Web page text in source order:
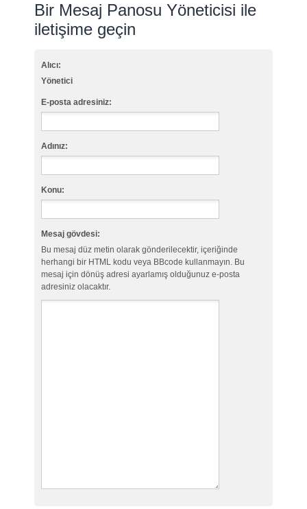
Bir Mesaj Panosu Yöneticisi ile
iletişime geçin
Alıcı:
Yönetici
E-posta adresiniz:
Adınız:
Konu:
Mesaj gövdesi:
Bu mesaj düz metin olarak gönderilecektir, içeriğinde
herhangi bir HTML kodu veya BBcode kullanmayın. Bu
mesaj için dönüş adresi ayarlamış olduğunuz e-posta
adresiniz olacaktır.